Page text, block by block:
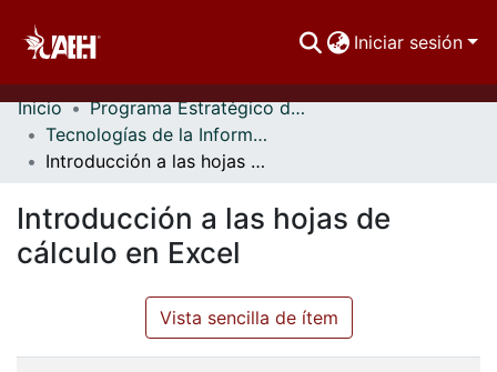
Iniciar sesión
Comunidades
Buscar Por
Estadísticas
Inicio
Programa Estratégico de Formación Integral Permanente del Personal Académico
Tecnologías de la Información y la Comunicación
Introducción a las hojas de cálculo en Excel
Introducción a las hojas de
cálculo en Excel
Vista sencilla de ítem